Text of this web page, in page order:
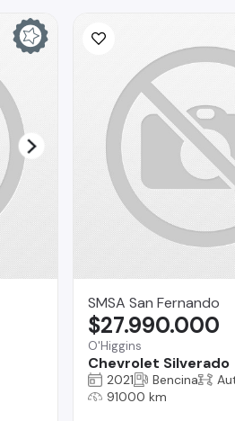
SMSA San Fernando
O'Higgins
Chevrolet Silverado
$27.990.000
2021 Bencina
91000 km